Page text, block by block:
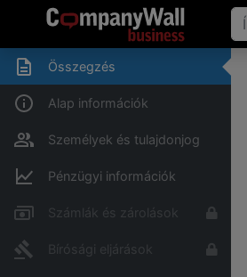
Összegzés
Alap információk
Személyek és tulajdonjog
Pénzügyi információk
Számlák és zárolások
Bírósági eljárások